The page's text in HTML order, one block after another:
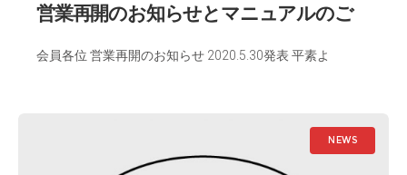
営業再開のお知らせとマニュアルのご
会員各位 営業再開のお知らせ 2020.5.30発表 平素よ
NEWS